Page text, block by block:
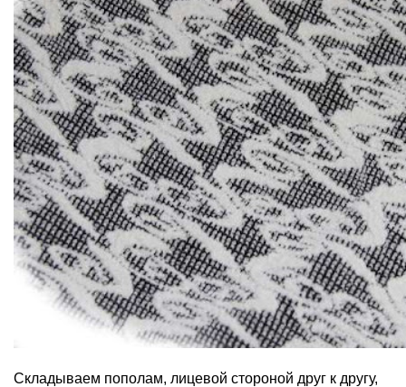
Складываем пополам, лицевой стороной друг к другу,